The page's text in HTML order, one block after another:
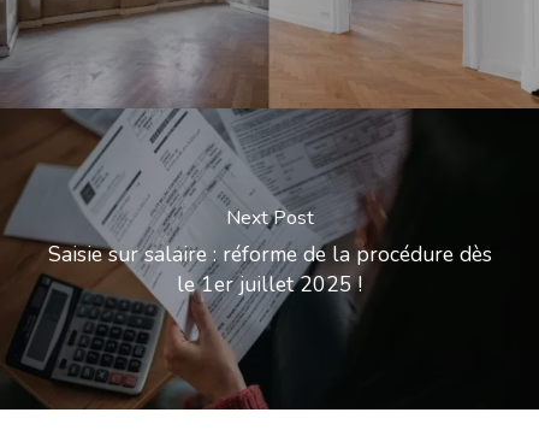
Next Post
Saisie sur salaire : réforme de la procédure dès
le 1er juillet 2025 !